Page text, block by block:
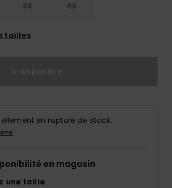
38 40
tailles
en rupture de stock.
en magasin
une taille